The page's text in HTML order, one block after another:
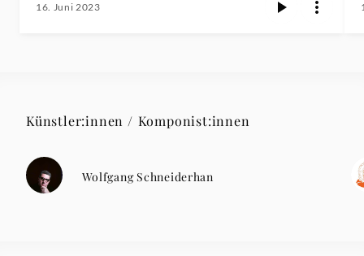
16. Juni 2023
Künstler:innen / Komponist:innen
Wolfgang Schneiderhan